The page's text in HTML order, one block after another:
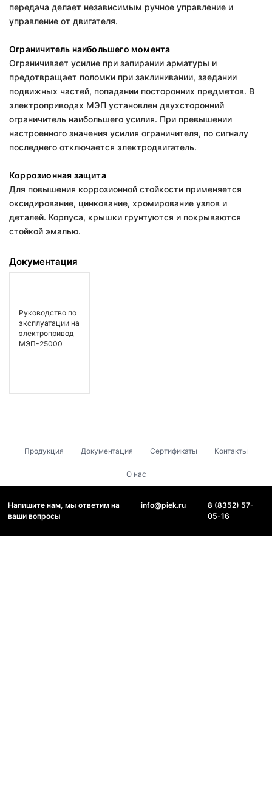
передача делает независимым ручное управление и
управление от двигателя.
Ограничитель наибольшего момента
Ограничивает усилие при запирании арматуры и
предотвращает поломки при заклинивании, заедании
подвижных частей, попадании посторонних предметов. В
электроприводах МЭП установлен двухсторонний
ограничитель наибольшего усилия. При превышении
настроенного значения усилия ограничителя, по сигналу
последнего отключается электродвигатель.
Коррозионная защита
Для повышения коррозионной стойкости применяется
оксидирование, цинкование, хромирование узлов и
деталей. Корпуса, крышки грунтуются и покрываются
стойкой эмалью.
Документация
Руководство по
эксплуатации на
электропривод
МЭП-25000
Продукция Документация Сертификаты Контакты
О нас
Напишите нам, мы ответим на
ваши вопросы
info@piek.ru
8 (8352) 57-
05-16